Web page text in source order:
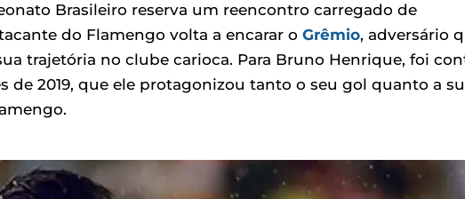
Brasileiro reserva um reencontro carregado de
do Flamengo volta a encarar o Grêmio, adversário
trajetória no clube carioca. Para Bruno Henrique, foi
de 2019, que ele protagonizou tanto o seu gol quanto a